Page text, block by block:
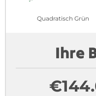
Quadratisch Grün
Ihre
€